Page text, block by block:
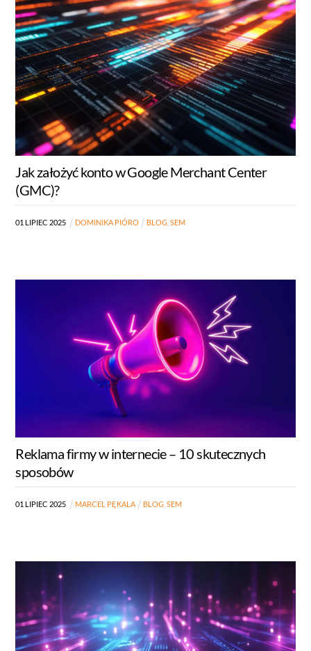
Jak założyć konto w Google Merchant Center
(GMC)?
01 LIPIEC 2025 DOMINIKA PIÓRO BLOG, SEM
Reklama firmy w internecie – 10 skutecznych
sposobów
01 LIPIEC 2025 MARCEL PĘKALA BLOG, SEM